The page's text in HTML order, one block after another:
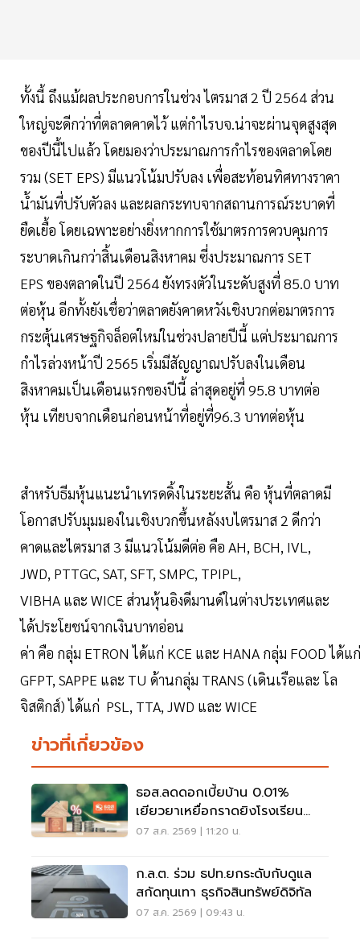
ทั้งนี้ ถึงแม้ผลประกอบการในช่วง ไตรมาส 2 ปี 2564 ส่วน
ใหญ่จะดีกว่าที่ตลาดคาดไว้ แต่กำไรบจ.น่าจะผ่านจุดสูงสุด
ของปีนี้ไปแล้ว โดยมองว่าประมาณการกำไรของตลาดโดย
รวม (SET EPS) มีแนวโน้มปรับลง เพื่อสะท้อนทิศทางราคา
น้ำมันที่ปรับตัวลง และผลกระทบจากสถานการณ์ระบาดที่
ยืดเยื้อ โดยเฉพาะอย่างยิ่งหากการใช้มาตรการควบคุมการ
ระบาดเกินกว่าสิ้นเดือนสิงหาคม ซี่งประมาณการ SET
EPS ของตลาดในปี 2564 ยังทรงตัวในระดับสูงที่ 85.0 บาท
ต่อหุ้น อีกทั้งยังเชื่อว่าตลาดยังคาดหวังเชิงบวกต่อมาตรการ
กระตุ้นเศรษฐกิจล็อตใหม่ในช่วงปลายปีนี้ แต่ประมาณการ
กำไรล่วงหน้าปี 2565 เริ่มมีสัญญาณปรับลงในเดือน
สิงหาคมเป็นเดือนแรกของปีนี้ ล่าสุดอยู่ที่ 95.8 บาทต่อ
หุ้น เทียบจากเดือนก่อนหน้าที่อยู่ที่96.3 บาทต่อหุ้น
สำหรับธีมหุ้นแนะนำเทรดดิ้งในระยะสั้น คือ หุ้นที่ตลาดมี
โอกาสปรับมุมมองในเชิงบวกขึ้นหลังงบไตรมาส 2 ดีกว่า
คาดและไตรมาส 3 มีแนวโน้มดีต่อ คือ AH, BCH, IVL,
JWD, PTTGC, SAT, SFT, SMPC, TPIPL,
VIBHA และ WICE ส่วนหุ้นอิงดีมานด์ในต่างประเทศและ
ได้ประโยชน์จากเงินบาทอ่อน
ค่า คือ กลุ่ม ETRON ได้แก่ KCE และ HANA กลุ่ม FOOD ได้แ
GFPT, SAPPE และ TU ด้านกลุ่ม TRANS (เดินเรือและ โล
จิสติกส์) ได้แก่ PSL, TTA, JWD และ WICE
ข่าวที่เกี่ยวข้อง
ธอส.ลดดอกเบี้ยบ้าน 0.01%
เยียวยาเหยื่อกราดยิงโรงเรียน
จ.นนทบุรี
07 ส.ค. 2569 | 11:20 น.
ก.ล.ต. ร่วม ธปท.ยกระดับกับดูแล
สกัดทุนเทา ธุรกิจสินทรัพย์ดิจิทัล
07 ส.ค. 2569 | 09:43 น.